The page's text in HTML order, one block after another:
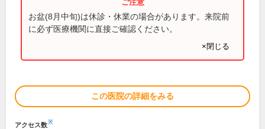
お盆(8月中旬)は休診・休業の場合があります。来院前
に必ず医療機関に直接ご確認ください。
×閉じる
この医院の詳細をみる
アクセス数※